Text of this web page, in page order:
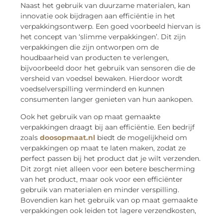
Naast het gebruik van duurzame materialen, kan
innovatie ook bijdragen aan efficiëntie in het
verpakkingsontwerp. Een goed voorbeeld hiervan is
het concept van ‘slimme verpakkingen’. Dit zijn
verpakkingen die zijn ontworpen om de
houdbaarheid van producten te verlengen,
bijvoorbeeld door het gebruik van sensoren die de
versheid van voedsel bewaken. Hierdoor wordt
voedselverspilling verminderd en kunnen
consumenten langer genieten van hun aankopen.
Ook het gebruik van op maat gemaakte
verpakkingen draagt bij aan efficiëntie. Een bedrijf
zoals doosopmaat.nl biedt de mogelijkheid om
verpakkingen op maat te laten maken, zodat ze
perfect passen bij het product dat je wilt verzenden.
Dit zorgt niet alleen voor een betere bescherming
van het product, maar ook voor een efficiënter
gebruik van materialen en minder verspilling.
Bovendien kan het gebruik van op maat gemaakte
verpakkingen ook leiden tot lagere verzendkosten,